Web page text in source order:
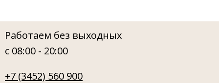
+7 (3452) 560 900
Работаем без выходных
с 08:00 - 20:00